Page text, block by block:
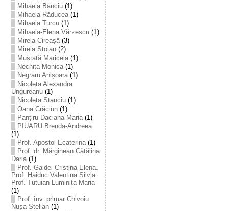
Mihaela Banciu(1)
Mihaela Răducea(1)
Mihaela Turcu(1)
Mihaela-Elena Vărzescu(1)
Mirela Cireașă(3)
Mirela Stoian(2)
Mustață Maricela(1)
Nechita Monica(1)
Negraru Anișoara(1)
Nicoleta Alexandra
Ungureanu(1)
Nicoleta Stanciu(1)
Oana Crăciun(1)
Panțiru Daciana Maria(1)
PIUARU Brenda-Andreea
(1)
Prof. Apostol Ecaterina(1)
Prof. dr. Mărginean Cătălina
Daria(1)
Prof. Gaidei Cristina Elena.
Prof. Haiduc Valentina Silvia
Prof. Tutuian Luminița Maria
(1)
Prof. înv. primar Chivoiu
Nușa Stelian(1)